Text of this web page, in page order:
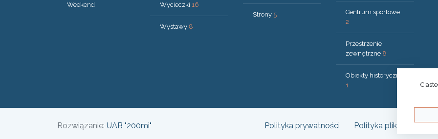
Weekend Wycieczki 16
Wystawy 8
Strony 5
Centrum sportowe
2
Przestrzenie
zewnętrzne 8
Obiekty historyczne
1
Rozwiązanie: UAB "200mi" Polityka prywatności Polityka plików cookies